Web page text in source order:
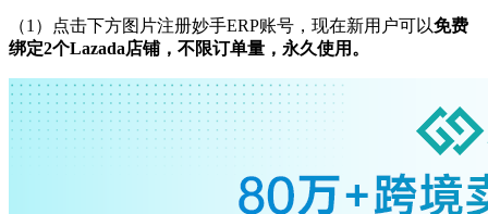
（1）点击下方图片注册妙手ERP账号，现在新用户可以免费
绑定2个Lazada店铺，不限订单量，永久使用。